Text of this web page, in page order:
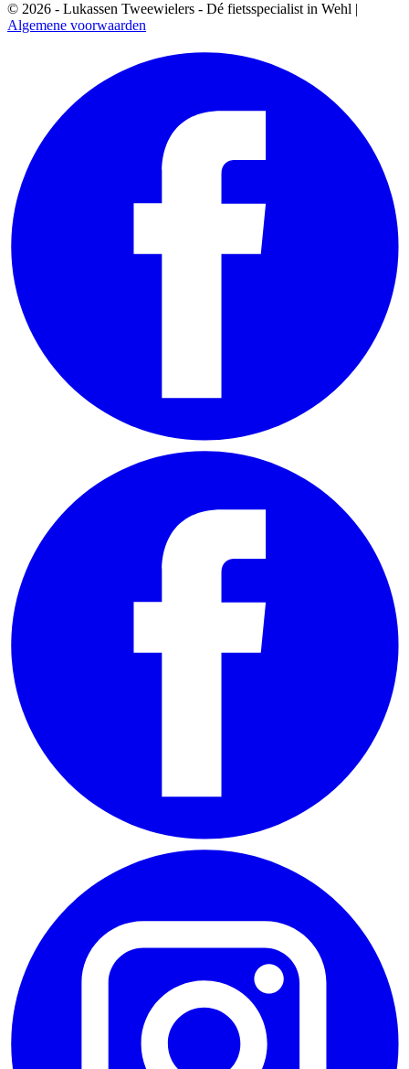
© 2026 - Lukassen Tweewielers - Dé fietsspecialist in Wehl |
Algemene voorwaarden